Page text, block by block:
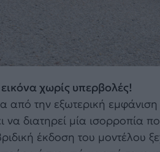
χωρίς υπερβολές!
από την εξωτερική
να διατηρεί μία ισορροπία
έκδοση του μοντέλου